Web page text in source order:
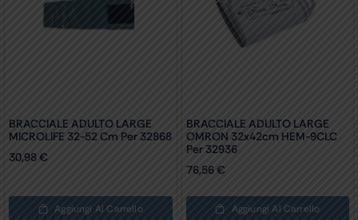
BRACCIALE ADULTO LARGE
MICROLIFE 32-52 Cm Per 32868
30,98 €
Aggiungi Al Carrello
BRACCIALE ADULTO LARGE
OMRON 32x42cm HEM-9CLC
Per 32936
76,56 €
Aggiungi Al Carrello